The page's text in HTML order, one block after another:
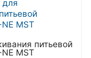
питьевой
MST